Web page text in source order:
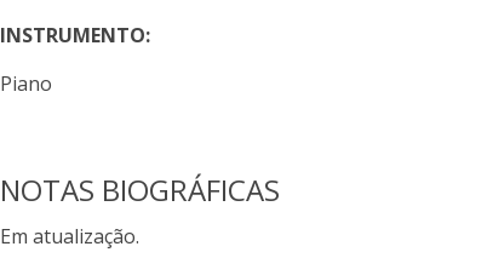
INSTRUMENTO:
Piano
NOTAS BIOGRÁFICAS
Em atualização.